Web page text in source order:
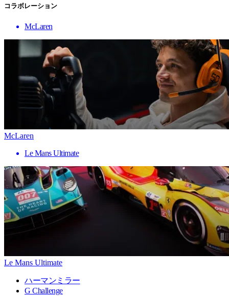
コラボレーション
McLaren
McLaren
Le Mans Ultimate
Le Mans Ultimate
ハーマンミラー
G Challenge